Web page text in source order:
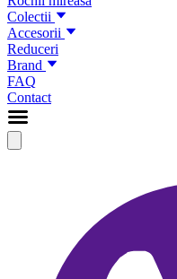
Colectii
Accesorii
Reduceri
Brand
FAQ
Contact